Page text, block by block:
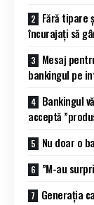
Fără tipare
încurajați să
Mesaj
bankingul pe
Bankingul
acceptă
Nu doar o
”M-au
Generația